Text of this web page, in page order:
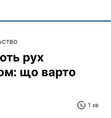
рух
що варто
1 хв